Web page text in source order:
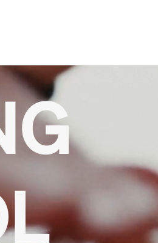
Bacheloruddannelsen